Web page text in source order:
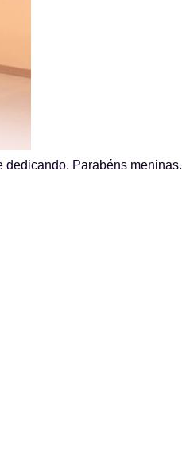
dedicando. Parabéns meninas.